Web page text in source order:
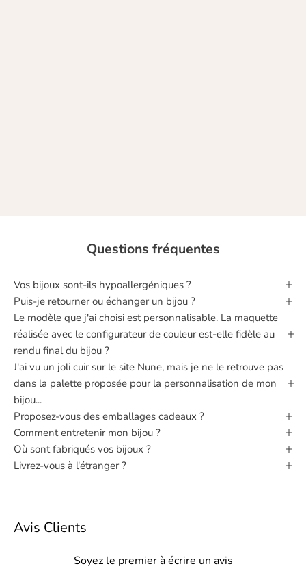
Questions fréquentes
Vos bijoux sont‑ils hypoallergéniques ?
Puis‑je retourner ou échanger un bijou ?
Le modèle que j'ai choisi est personnalisable. La maquette
réalisée avec le configurateur de couleur est-elle fidèle au
rendu final du bijou ?
J'ai vu un joli cuir sur le site Nune, mais je ne le retrouve pas
dans la palette proposée pour la personnalisation de mon
bijou...
Proposez-vous des emballages cadeaux ?
Comment entretenir mon bijou ?
Où sont fabriqués vos bijoux ?
Livrez-vous à l'étranger ?
Avis Clients
Soyez le premier à écrire un avis